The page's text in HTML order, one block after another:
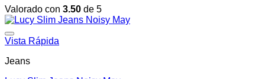
Valorado con 3.50 de 5
Vista Rápida
Jeans